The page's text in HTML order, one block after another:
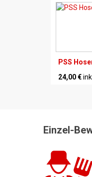
PSS
24,00 €
Einzel-